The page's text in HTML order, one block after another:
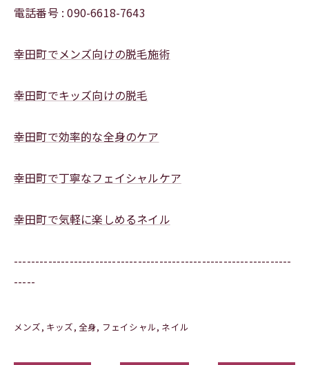
電話番号 : 090-6618-7643
幸田町でメンズ向けの脱毛施術
幸田町でキッズ向けの脱毛
幸田町で効率的な全身のケア
幸田町で丁寧なフェイシャルケア
幸田町で気軽に楽しめるネイル
-----------------------------------------------------------------
-----
メンズ キッズ 全身 フェイシャル ネイル